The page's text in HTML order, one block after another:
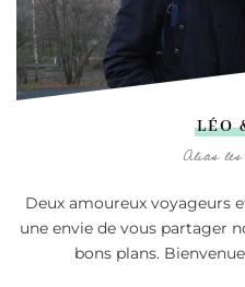
LÉO
Alias
Deux amoureux voyageurs
une envie de vous partager
bons plans.